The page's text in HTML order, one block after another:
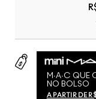
M∙A∙C QUE
NO BOLSO
A PARTIR DE